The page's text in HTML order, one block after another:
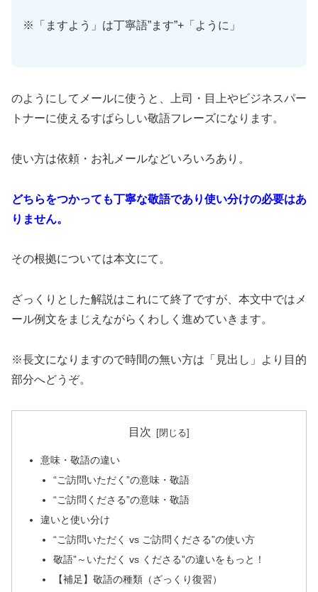
※「ますよう」は丁寧語”ます”+「ように」
のようにしてメールに使うと、上司・目上やビジネスパー
トナーに使えるすばらしい敬語フレーズになります。
使い方は依頼・お礼メールなどいろいろあり。
どちらをつかっても丁寧な敬語であり使い分けの必要はあ
りません。
その根拠については本文にて。
ざっくりとした解説はこれにて終了ですが、本文中ではメ
ール例文をまじえながらくわしく進めていきます。
※長文になりますので時間の無い方は「見出し」より目的
部分へどうぞ。
目次
意味・敬語の違い
“ご訪問いただく”の意味・敬語
“ご訪問くださる”の意味・敬語
違いと使い分け
“ご訪問いただく vs ご訪問くださる”の使い方
敬語”～いただく vs くださる”の違いをもっと！
【補足】敬語の種類（ざっくり復習）